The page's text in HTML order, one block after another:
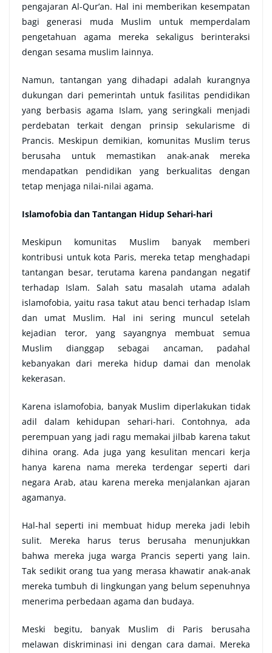
pengajaran Al-Qur’an. Hal ini memberikan kesempatan
bagi generasi muda Muslim untuk memperdalam
pengetahuan agama mereka sekaligus berinteraksi
dengan sesama muslim lainnya.
Namun, tantangan yang dihadapi adalah kurangnya
dukungan dari pemerintah untuk fasilitas pendidikan
yang berbasis agama Islam, yang seringkali menjadi
perdebatan terkait dengan prinsip sekularisme di
Prancis. Meskipun demikian, komunitas Muslim terus
berusaha untuk memastikan anak-anak mereka
mendapatkan pendidikan yang berkualitas dengan
tetap menjaga nilai-nilai agama.
Islamofobia dan Tantangan Hidup Sehari-hari
Meskipun komunitas Muslim banyak memberi
kontribusi untuk kota Paris, mereka tetap menghadapi
tantangan besar, terutama karena pandangan negatif
terhadap Islam. Salah satu masalah utama adalah
islamofobia, yaitu rasa takut atau benci terhadap Islam
dan umat Muslim. Hal ini sering muncul setelah
kejadian teror, yang sayangnya membuat semua
Muslim dianggap sebagai ancaman, padahal
kebanyakan dari mereka hidup damai dan menolak
kekerasan.
Karena islamofobia, banyak Muslim diperlakukan tidak
adil dalam kehidupan sehari-hari. Contohnya, ada
perempuan yang jadi ragu memakai jilbab karena takut
dihina orang. Ada juga yang kesulitan mencari kerja
hanya karena nama mereka terdengar seperti dari
negara Arab, atau karena mereka menjalankan ajaran
agamanya.
Hal-hal seperti ini membuat hidup mereka jadi lebih
sulit. Mereka harus terus berusaha menunjukkan
bahwa mereka juga warga Prancis seperti yang lain.
Tak sedikit orang tua yang merasa khawatir anak-anak
mereka tumbuh di lingkungan yang belum sepenuhnya
menerima perbedaan agama dan budaya.
Meski begitu, banyak Muslim di Paris berusaha
melawan diskriminasi ini dengan cara damai. Mereka